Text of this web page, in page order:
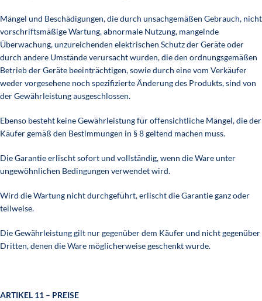
Mängel und Beschädigungen, die durch unsachgemäßen Gebrauch, nicht
vorschriftsmäßige Wartung, abnormale Nutzung, mangelnde
Überwachung, unzureichenden elektrischen Schutz der Geräte oder
durch andere Umstände verursacht wurden, die den ordnungsgemäßen
Betrieb der Geräte beeinträchtigen, sowie durch eine vom Verkäufer
weder vorgesehene noch spezifizierte Änderung des Produkts, sind von
der Gewährleistung ausgeschlossen.
Ebenso besteht keine Gewährleistung für offensichtliche Mängel, die der
Käufer gemäß den Bestimmungen in § 8 geltend machen muss.
Die Garantie erlischt sofort und vollständig, wenn die Ware unter
ungewöhnlichen Bedingungen verwendet wird.
Wird die Wartung nicht durchgeführt, erlischt die Garantie ganz oder
teilweise.
Die Gewährleistung gilt nur gegenüber dem Käufer und nicht gegenüber
Dritten, denen die Ware möglicherweise geschenkt wurde.
ARTIKEL 11 – PREISE